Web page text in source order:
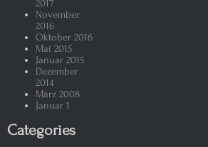
2017
November
2016
Oktober 2016
Mai 2015
Januar 2015
Dezember
2014
März 2008
Januar 1
Categories